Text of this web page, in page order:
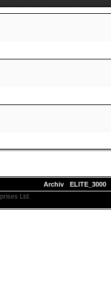
Archiv ELITE_3000
Ltd.